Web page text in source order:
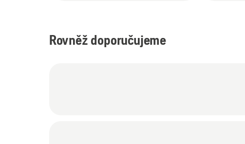
Rovněž doporučujeme